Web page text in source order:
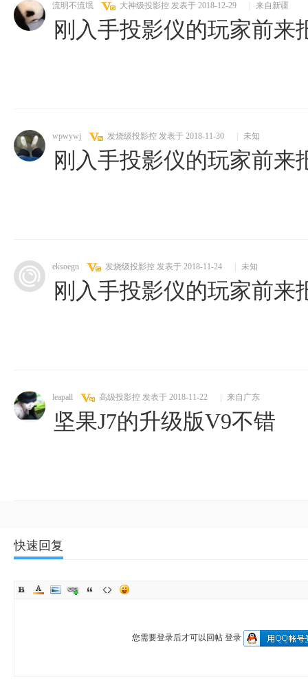
流明不流氓 大神级投影控 发表于 2018-12-29 来自新疆
刚入手投影仪的玩家前来
wpwywj 发烧级投影控 发表于 2018-11-30 未知
刚入手投影仪的玩家前来
eksoegn 发烧级投影控 发表于 2018-11-24 未知
刚入手投影仪的玩家前来
leapall 高级投影控 发表于 2018-11-22 来自广东
坚果J7的升级版V9不错
快速回复
您需要登录后才可以回帖 登录